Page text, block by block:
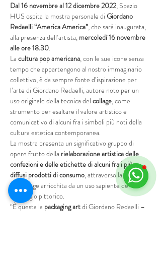
Dal 16 novembre al 12 dicembre 2022, Spazio
HUS ospita la mostra personale di Giordano
Redaelli “America America”,che sarà inaugurata,
alla presenza dell’artista, mercoledì 16 novembre
alle ore 18.30.
La cultura pop americana, con le sue icone senza
tempo che appartengono al nostro immaginario
collettivo, è da sempre fonte d’ispirazione per
l’arte di Giordano Redaelli, autore noto per un
uso originale della tecnica del collage, come
strumento per esaltare il valore artistico e
comunicativo di alcuni fra i simboli più noti della
cultura estetica contemporanea.
La mostra presenta un significativo gruppo di
opere frutto della rielaborazione artistica delle
confezioni e delle etichette di alcuni fra i più
diffusi prodotti di consumo, attraverso la tecnica
del collage arricchita da un uso sapiente del
linguaggio pittorico.
“È questa la packaging art di Giordano Redaelli –